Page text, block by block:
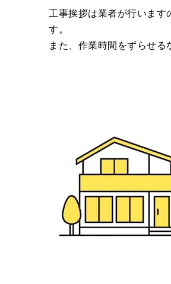
工事挨拶は業者が行いま
す。
また、作業時間をずらせる